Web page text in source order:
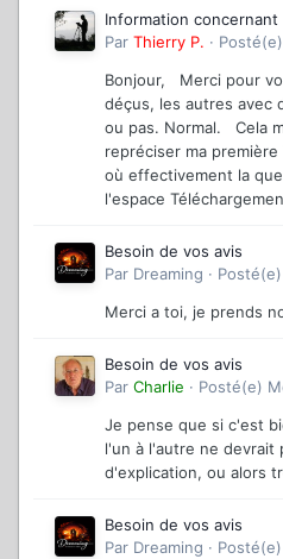
Information
Par Thierry P. · Posté(e)
Bonjour, Merci pour
déçus, les autres avec
ou pas. Normal. Cela
repréciser ma
où effectivement la
l'espace
Besoin de vos avis
Par Dreaming · Posté(e)
Merci a toi, je prends
Besoin de vos avis
Par Charlie · Posté(e)
Je pense que si c'est
l'un à l'autre ne devrait
d'explication, ou alors
Besoin de vos avis
Par Dreaming · Posté(e)